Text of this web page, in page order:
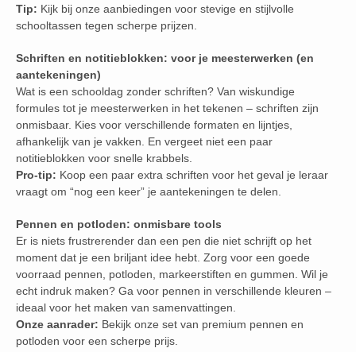
Tip: Kijk bij onze aanbiedingen voor stevige en stijlvolle
schooltassen tegen scherpe prijzen.
Schriften en notitieblokken: voor je meesterwerken (en
aantekeningen)
Wat is een schooldag zonder schriften? Van wiskundige
formules tot je meesterwerken in het tekenen – schriften zijn
onmisbaar. Kies voor verschillende formaten en lijntjes,
afhankelijk van je vakken. En vergeet niet een paar
notitieblokken voor snelle krabbels.
Pro-tip: Koop een paar extra schriften voor het geval je leraar
vraagt om “nog een keer” je aantekeningen te delen.
Pennen en potloden: onmisbare tools
Er is niets frustrerender dan een pen die niet schrijft op het
moment dat je een briljant idee hebt. Zorg voor een goede
voorraad pennen, potloden, markeerstiften en gummen. Wil je
echt indruk maken? Ga voor pennen in verschillende kleuren –
ideaal voor het maken van samenvattingen.
Onze aanrader: Bekijk onze set van premium pennen en
potloden voor een scherpe prijs.